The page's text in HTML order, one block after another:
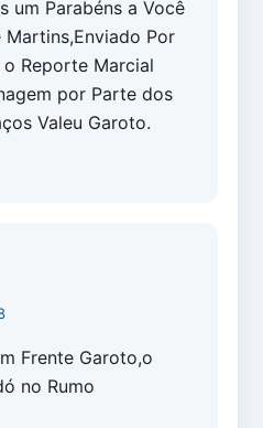
um Parabéns a Você
Por
Reporte Marcial
por Parte dos
Valeu Garoto.
Frente Garoto,o
no Rumo